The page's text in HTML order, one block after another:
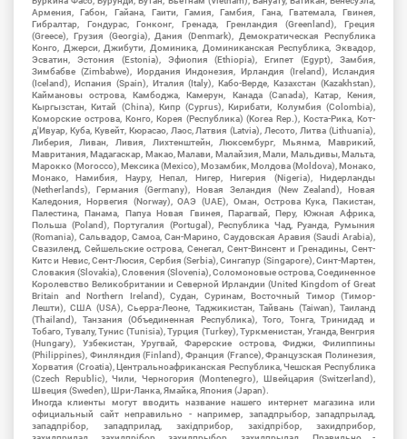
Армения, Габон, Гайана, Гаити, Гамия, Гамбия, Гана, Гватемала, Гвинея,
Гибралтар, Гондурас, Гонконг, Гренада, Гренландия (Greenland), Греция
(Greece), Грузия (Georgia), Дания (Denmark), Демократическая Республика
Конго, Джерси, Джибути, Доминика, Доминиканская Республика, Эквадор,
Эсватин, Эстония (Estonia), Эфиопия (Ethiopia), Египет (Egypt), Замбия,
Зимбабве (Zimbabwe), Иордания Индонезия, Ирландия (Ireland), Исландия
(Iceland), Испания (Spain), Италия (Italy), Кабо-Верде, Казахстан (Kazakhstan),
Каймановы острова, Камбоджа, Камерун, Канада (Canada), Катар, Кения,
Кыргызстан, Китай (China), Кипр (Cyprus), Кирибати, Колумбия (Colombia),
Коморские острова, Конго, Корея (Республика) (Korea Rep.), Коста-Рика, Кот-
д'Ивуар, Куба, Кувейт, Кюрасао, Лаос, Латвия (Latvia), Лесото, Литва (Lithuania),
Либерия, Ливан, Ливия, Лихтенштейн, Люксембург, Мьянма, Маврикий,
Мавритания, Мадагаскар, Макао, Малави, Малайзия, Мали, Мальдивы, Мальта,
Марокко (Morocco), Мексика (Mexico), Мозамбик, Молдова (Moldova), Монако,
Монако, Намибия, Науру, Непал, Нигер, Нигерия (Nigeria), Нидерланды
(Netherlands), Германия (Germany), Новая Зеландия (New Zealand), Новая
Каледония, Норвегия (Norway), ОАЭ (UAE), Оман, Острова Кука, Пакистан,
Палестина, Панама, Папуа Новая Гвинея, Парагвай, Перу, Южная Африка,
Польша (Poland), Португалия (Portugal), Республика Чад, Руанда, Румыния
(Romania), Сальвадор, Самоа, Сан-Марино, Саудовская Аравия (Saudi Arabia),
Свазиленд, Сейшельские острова, Сенегал, Сент-Винсент и Гренадины, Сент-
Китс и Невис, Сент-Люсия, Сербия (Serbia), Сингапур (Singapore), Синт-Мартен,
Словакия (Slovakia), Словения (Slovenia), Соломоновые острова, Соединенное
Королевство Великобритании и Северной Ирландии (United Kingdom of Great
Britain and Northern Ireland), Судан, Суринам, Восточный Тимор (Тимор-
Лешти), США (USA), Сьерра-Леоне, Таджикистан, Тайвань (Taiwan), Таиланд
(Thailand), Танзания (Объединенная Республика), Того, Тонга, Тринидад и
Тобаго, Тувалу, Тунис (Tunisia), Турция (Turkey), Туркменистан, Уганда, Венгрия
(Hungary), Узбекистан, Уругвай, Фарерские острова, Фиджи, Филиппины
(Philippines), Финляндия (Finland), Франция (France), Французская Полинезия,
Хорватия (Croatia), Центральноафриканская Республика, Чешская Республика
(Czech Republic), Чили, Черногория (Montenegro), Швейцария (Switzerland),
Швеция (Sweden), Шри-Ланка, Ямайка, Япония (Japan).
Иногда клиенты могут вводить название нашего интернет магазина или
официальный сайт неправильно - например, западпрыбор, западпрылад,
западпрібор, западприлад, західприбор, західпрібор, захидприбор,